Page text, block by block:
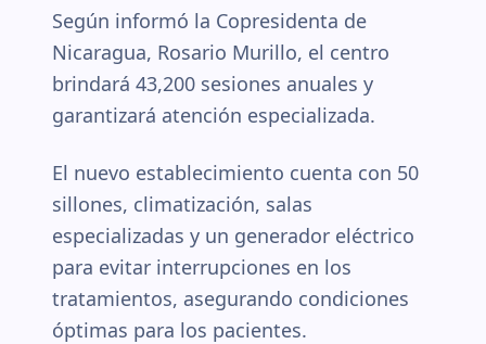
Según informó la Copresidenta de
Nicaragua, Rosario Murillo, el centro
brindará 43,200 sesiones anuales y
garantizará atención especializada.
El nuevo establecimiento cuenta con 50
sillones, climatización, salas
especializadas y un generador eléctrico
para evitar interrupciones en los
tratamientos, asegurando condiciones
óptimas para los pacientes.